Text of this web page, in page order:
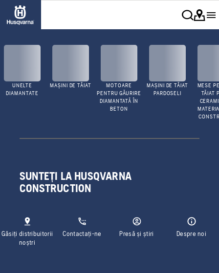
UNELTE
DIAMANTATE
MAȘINI DE TĂIAT
MOTOARE
PENTRU GĂURIRE
DIAMANTATĂ ÎN
BETON
MAȘINI DE TĂIAT
PARDOSELI
MESE
TĂIAT
SUNTEȚI LA HUSQVARNA
CONSTRUCTION
Găsiți distribuitorii
noștri
Contactați-ne Presă și știri Despre noi